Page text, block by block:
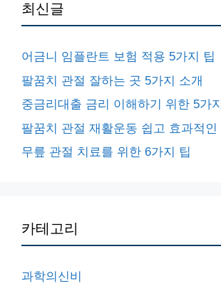
최신글
어금니 임플란트 보험 적용 5가지 팁
팔꿈치 관절 잘하는 곳 5가지 소개
중금리대출 금리 이해하기 위한 5가
팔꿈치 관절 재활운동 쉽고 효과적인
무릎 관절 치료를 위한 6가지 팁
카테고리
과학의신비